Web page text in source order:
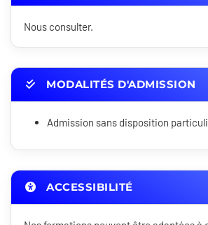
Nous consulter.
MODALITÉS D'ADMISSION
Admission sans disposition
ACCESSIBILITÉ